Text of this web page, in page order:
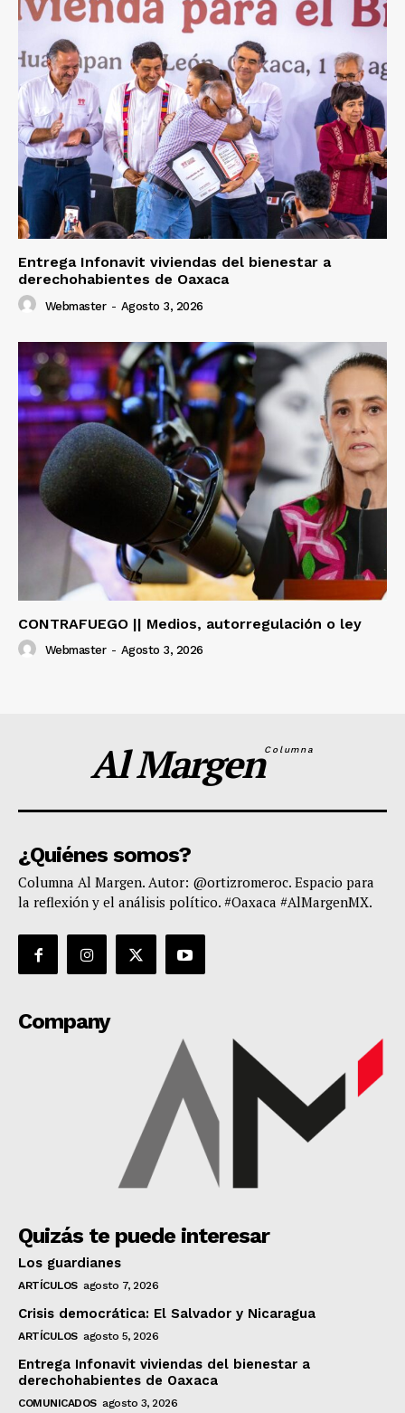
Entrega Infonavit viviendas del bienestar a
derechohabientes de Oaxaca
Webmaster - Agosto 3, 2026
CONTRAFUEGO || Medios, autorregulación o ley
Webmaster - Agosto 3, 2026
Al MargenColumna
¿Quiénes somos?
Columna Al Margen. Autor: @ortizromeroc. Espacio para
la reflexión y el análisis político. #Oaxaca #AlMargenMX.
Company
Quizás te puede interesar
Los guardianes
ARTÍCULOS agosto 7, 2026
Crisis democrática: El Salvador y Nicaragua
ARTÍCULOS agosto 5, 2026
Entrega Infonavit viviendas del bienestar a
derechohabientes de Oaxaca
COMUNICADOS agosto 3, 2026